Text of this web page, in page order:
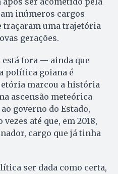
inúmeros cargos
traçaram uma trajetória
gerações.
está fora — ainda que
política goiana é
marcou a história
ascensão meteórica
governo do Estado,
até que, em 2018,
cargo que já tinha
ser dada como certa,